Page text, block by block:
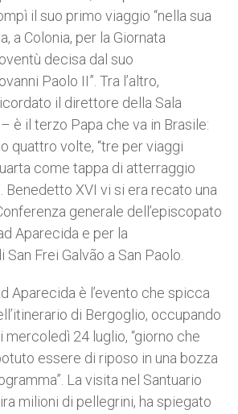
il suo primo viaggio “nella sua
a Colonia, per la Giornata
decisa dal suo
Paolo II”. Tra l’altro,
il direttore della Sala
è il terzo Papa che va in Brasile:
quattro volte, “tre per viaggi
come tappa di atterraggio
Benedetto XVI vi si era recato una
generale dell’episcopato
Aparecida e per la
Frei Galvão a San Paolo.
Aparecida è l’evento che spicca
di Bergoglio, occupando
mercoledì 24 luglio, “giorno che
essere di riposo in una bozza
La visita nel Santuario
milioni di pellegrini, ha spiegato